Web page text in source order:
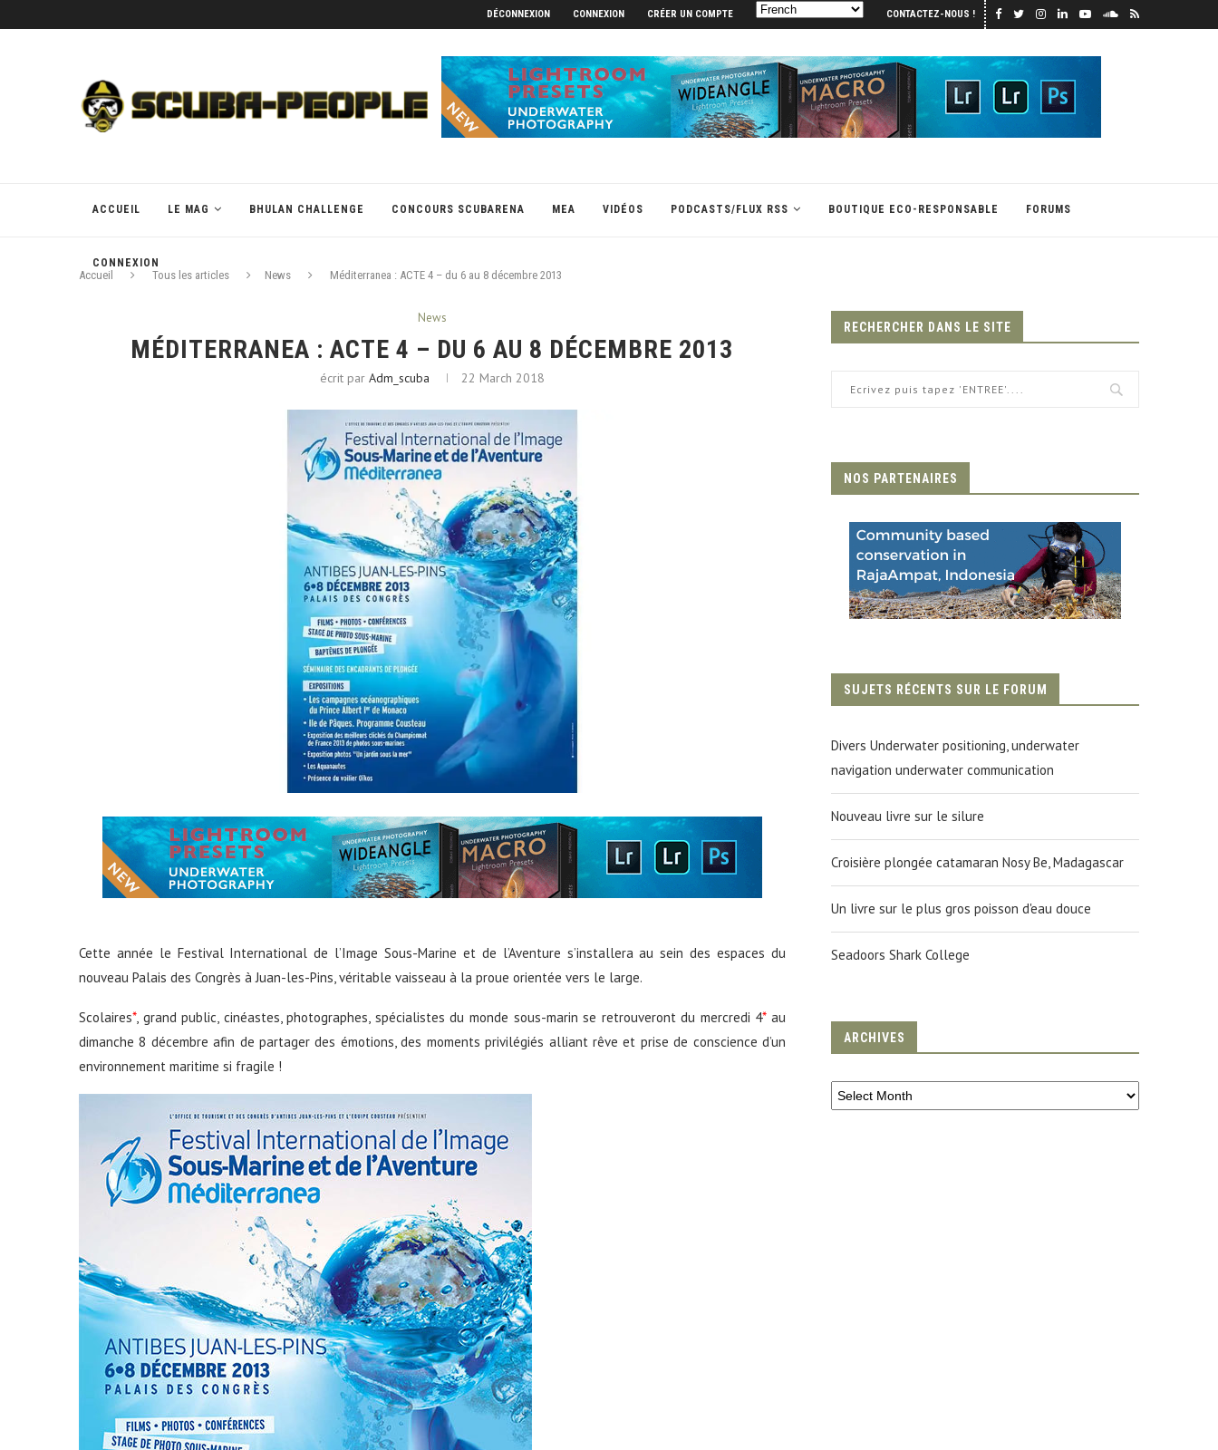
DÉCONNEXION CONNEXION CRÉER UN COMPTE CONTACTEZ-NOUS !
ACCUEIL LE MAG BHULAN CHALLENGE CONCOURS SCUBARENA MEA VIDÉOS PODCASTS/FLUX RSS BOUTIQUE ECO-RESPONSABLE FORUMS
CONNEXION
Accueil Tous les articles News Méditerranea : ACTE 4 – du 6 au 8 décembre 2013
News
MÉDITERRANEA : ACTE 4 – DU 6 AU 8 DÉCEMBRE 2013
écrit par Adm_scuba 22 March 2018
Cette année le FestivalInternational de l’Image Sous-Marine et de l’Aventure s’installera au sein des espaces du
nouveau Palais des Congrès à Juan-les-Pins, véritable vaisseau à la proue orientée vers le large.
Scolaires*, grand public, cinéastes, photographes, spécialistes du monde sous-marin se retrouveront du mercredi 4*au
dimanche 8 décembre afin de partager des émotions, des moments privilégiés alliant rêve et prise de conscience d’un
environnement maritime si fragile !
RECHERCHER DANS LE SITE
NOS PARTENAIRES
SUJETS RÉCENTS SUR LE FORUM
Divers Underwater positioning, underwater
navigation underwater communication
Nouveau livre sur le silure
Croisière plongée catamaran Nosy Be, Madagascar
Un livre sur le plus gros poisson d'eau douce
Seadoors Shark College
ARCHIVES